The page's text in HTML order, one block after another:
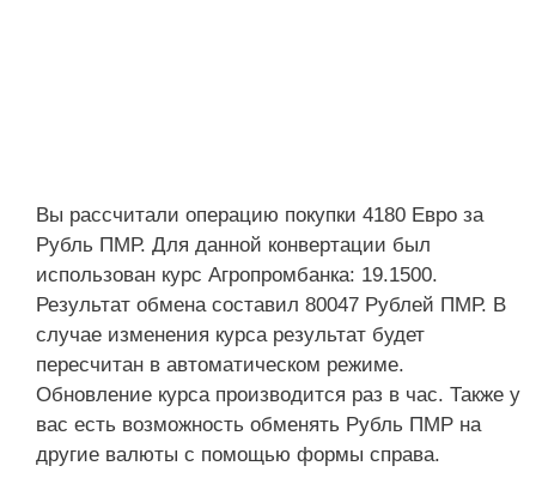
Вы рассчитали операцию покупки 4180 Евро за
Рубль ПМР. Для данной конвертации был
использован курс Агропромбанка: 19.1500.
Результат обмена составил 80047 Рублей ПМР. В
случае изменения курса результат будет
пересчитан в автоматическом режиме.
Обновление курса производится раз в час. Также у
вас есть возможность обменять Рубль ПМР на
другие валюты с помощью формы справа.